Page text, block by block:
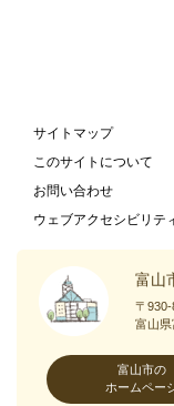
サイトマップ
このサイトについて
お問い合わせ
ウェブアクセシビリテ
富山
〒
富山
富山市の
ホームペー